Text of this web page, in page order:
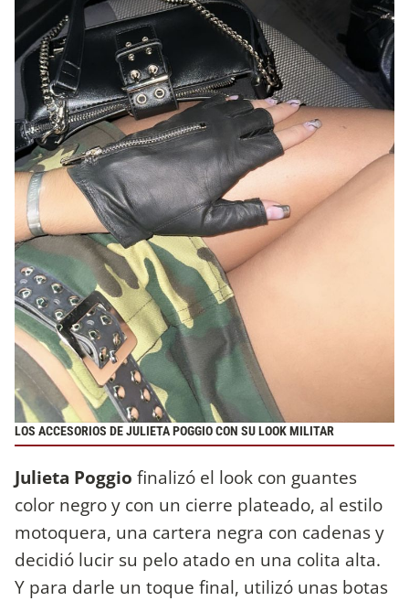
LOS ACCESORIOS DE JULIETA POGGIO CON SU LOOK MILITAR
Julieta Poggio finalizó el look con guantes
color negro y con un cierre plateado, al estilo
motoquera, una cartera negra con cadenas y
decidió lucir su pelo atado en una colita alta.
Y para darle un toque final, utilizó unas botas